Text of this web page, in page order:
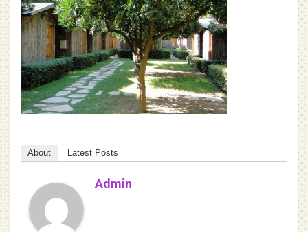
About Latest Posts
Admin